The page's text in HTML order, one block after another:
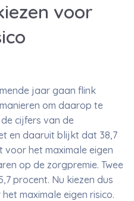
voor
jaar gaan flink
om daarop te
cijfers van de
en daaruit blijkt dat 38,7
voor het maximale eigen
op de zorgpremie. Twee
procent. Nu kiezen dus
maximale eigen risico.